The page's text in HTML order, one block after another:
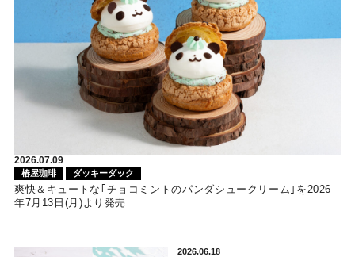
2026.07.09
椿屋珈琲 ダッキーダック
爽快＆キュートな｢チョコミントのパンダシュークリーム｣を2026
年7月13日(月)より発売
2026.06.18